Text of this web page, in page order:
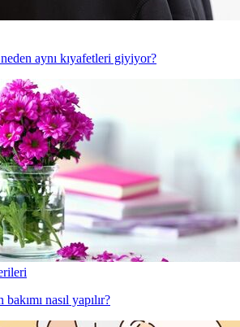
aynı kıyafetleri giyiyor?
nasıl yapılır?